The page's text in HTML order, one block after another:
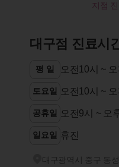
지점
대구점 진료시
평 일 오전10시 ~ 오
토요일 오전10시 ~ 오
공휴일 오전9시 ~ 오
일요일 휴진
대구광역시 중구 동